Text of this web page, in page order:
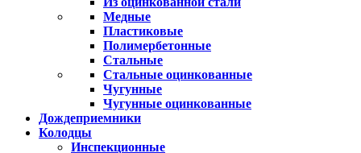
Медные
Пластиковые
Полимербетонные
Стальные
Стальные оцинкованные
Чугунные
Чугунные оцинкованные
Дождеприемники
Колодцы
Инспекционные